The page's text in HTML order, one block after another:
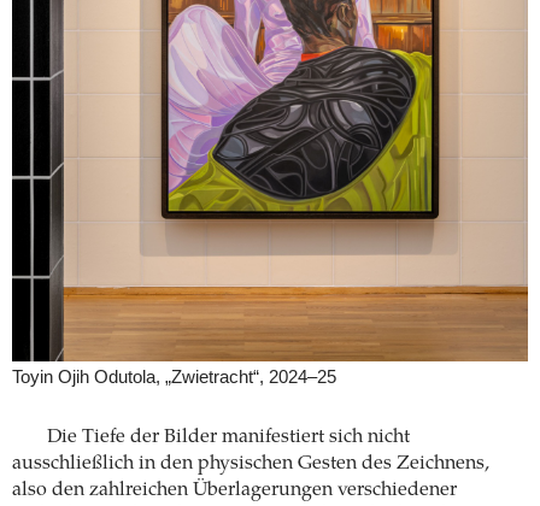
Toyin Ojih Odutola, „Zwietracht“, 2024–25
Die Tiefe der Bilder manifestiert sich nicht
ausschließlich in den physischen Gesten des Zeichnens,
also den zahlreichen Überlagerungen verschiedener